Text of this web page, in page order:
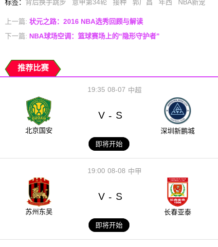
标签： 背后换手跳步 意甲第34轮 接种 郭广昌 年西 NBA新宠
上一篇: 状元之路：2016 NBA选秀回顾与解读
下一篇: NBA球场空调：篮球赛场上的“隐形守护者”
推荐比赛
08-07
19:35 中超
北京国安
V - S
深圳新鹏城
即将开始
08-08
19:00 中甲
苏州东吴
V - S
长春亚泰
即将开始